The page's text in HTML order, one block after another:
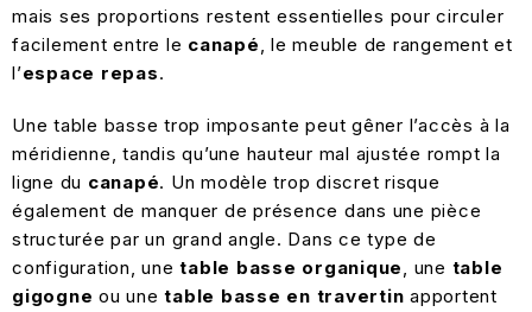
mais ses proportions restent essentielles pour circuler
facilement entre le canapé, le meuble de rangement et
l’espace repas.
Une table basse trop imposante peut gêner l’accès à la
méridienne, tandis qu’une hauteur mal ajustée rompt la
ligne du canapé. Un modèle trop discret risque
également de manquer de présence dans une pièce
structurée par un grand angle. Dans ce type de
configuration, unetable basse organique, une table
gigogne ou unetable basse en travertin apportent